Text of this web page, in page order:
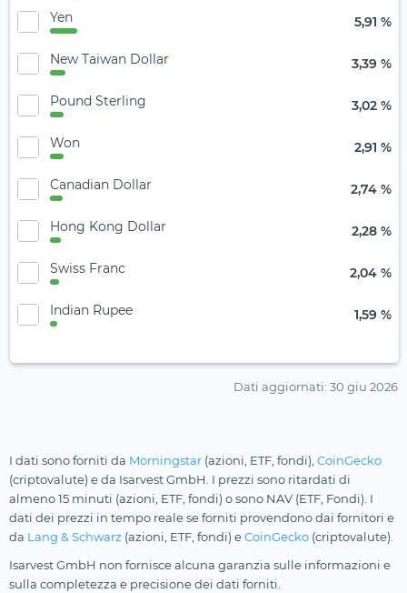
Yen 5,91 %
New Taiwan Dollar 3,39 %
Pound Sterling 3,02 %
Won 2,91 %
Canadian Dollar 2,74 %
Hong Kong Dollar 2,28 %
Swiss Franc 2,04 %
Indian Rupee 1,59 %
Dati aggiornati: 30 giu 2026
I dati sono forniti da Morningstar (azioni, ETF, fondi), CoinGecko
(criptovalute) e da Isarvest GmbH. I prezzi sono ritardati di
almeno 15 minuti (azioni, ETF, fondi) o sono NAV (ETF, Fondi). I
dati dei prezzi in tempo reale se forniti provendono dai fornitori e
da Lang & Schwarz (azioni, ETF, fondi) eCoinGecko (criptovalute).
Isarvest GmbH non fornisce alcuna garanzia sulle informazioni e
sulla completezza e precisione dei dati forniti.